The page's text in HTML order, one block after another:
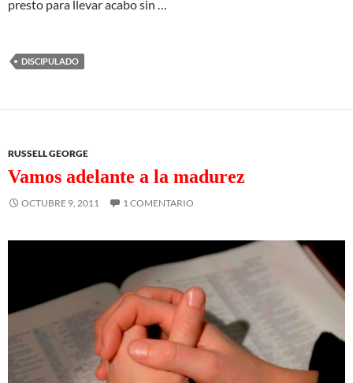
presto para llevar acabo sin …
DISCIPULADO
RUSSELL GEORGE
Vamos adelante a la madurez
OCTUBRE 9, 2011 1 COMENTARIO